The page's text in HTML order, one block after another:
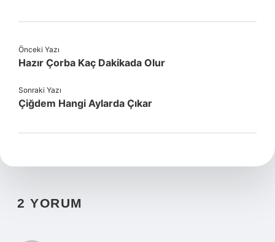
Önceki Yazı
Hazır Çorba Kaç Dakikada Olur
Sonraki Yazı
Çiğdem Hangi Aylarda Çıkar
2 YORUM